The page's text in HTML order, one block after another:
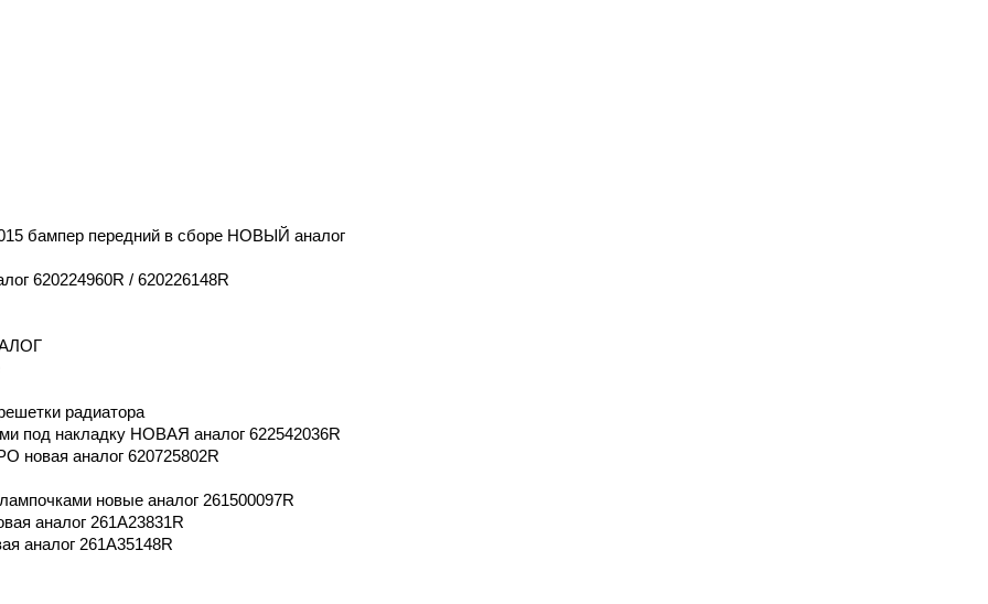
бампер передний в сборе НОВЫЙ аналог
620224960R / 620226148R
радиатора
под накладку НОВАЯ аналог 622542036R
новая аналог 620725802R
новые аналог 261500097R
аналог 261A23831R
аналог 261A35148R